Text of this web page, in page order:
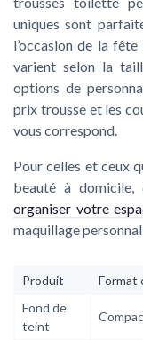
uniques sont
l’occasion de la
varient selon la
options de
prix trousseet les
vous correspond.
Pour celles et ceux
beauté à domicile,
organiser votre
maquillage
Produit Format
Fond de
teint